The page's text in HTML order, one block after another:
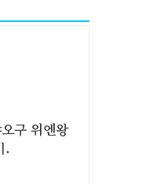
구 위엔왕
.